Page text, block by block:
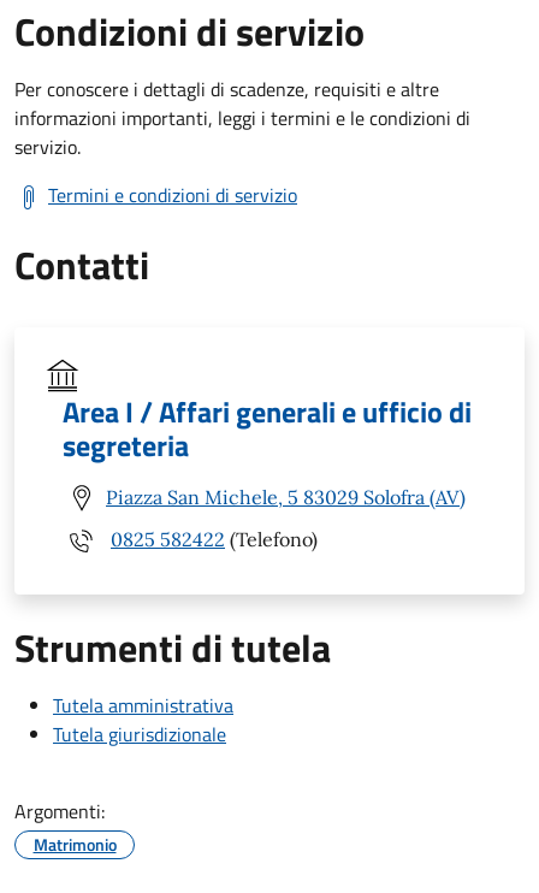
Condizioni di servizio
Per conoscere i dettagli di scadenze, requisiti e altre
informazioni importanti, leggi i termini e le condizioni di
servizio.
Termini e condizioni di servizio
Contatti
Area I / Affari generali e ufficio di
segreteria
Piazza San Michele, 5 83029 Solofra (AV)
0825 582422 (Telefono)
Strumenti di tutela
Tutela amministrativa
Tutela giurisdizionale
Argomenti:
Matrimonio